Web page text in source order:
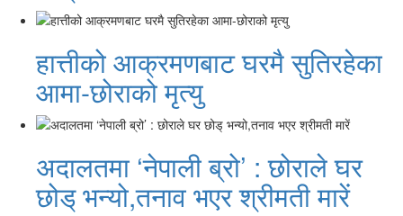
हात्तीको आक्रमणबाट घरमै सुतिरहेका
आमा-छोराको मृत्यु
अदालतमा ‘नेपाली ब्रो’ : छोराले घर
छोड् भन्यो,तनाव भएर श्रीमती मारें